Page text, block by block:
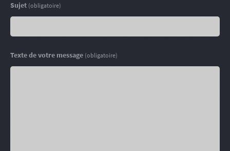
Sujet (obligatoire)
Texte de votre message (obligatoire)